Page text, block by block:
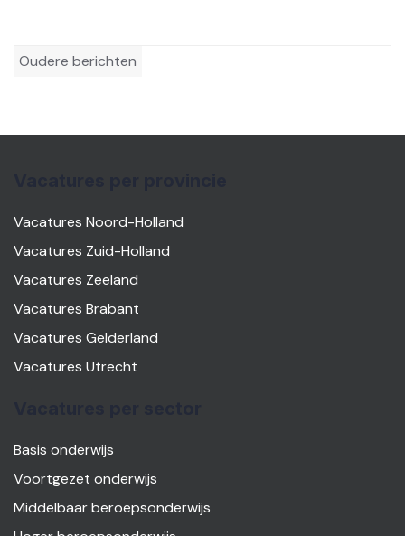
Berichtennavigatie
Oudere berichten
Vacatures Noord-Holland
Vacatures Zuid-Holland
Vacatures Zeeland
Vacatures Brabant
Vacatures Gelderland
Vacatures Utrecht
Basis onderwijs
Voortgezet onderwijs
Middelbaar beroepsonderwijs